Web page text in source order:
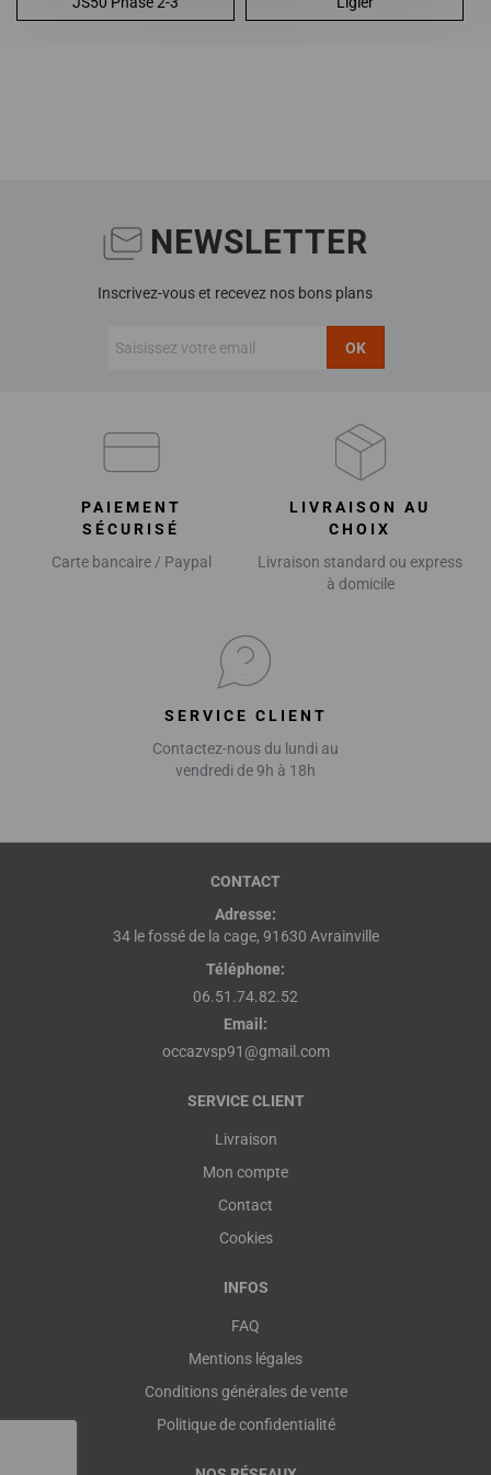
NEWSLETTER
Inscrivez-vous et recevez nos bons plans
OK
PAIEMENT
SÉCURISÉ
Carte bancaire / Paypal
LIVRAISON AU
CHOIX
Livraison standard ou express
à domicile
SERVICE CLIENT
Contactez-nous du lundi au
vendredi de 9h à 18h
CONTACT
Adresse:
34 le fossé de la cage, 91630 Avrainville
Téléphone:
06.51.74.82.52
Email:
occazvsp91@gmail.com
SERVICE CLIENT
Livraison
Mon compte
Contact
Cookies
INFOS
FAQ
Mentions légales
Conditions générales de vente
Politique de confidentialité